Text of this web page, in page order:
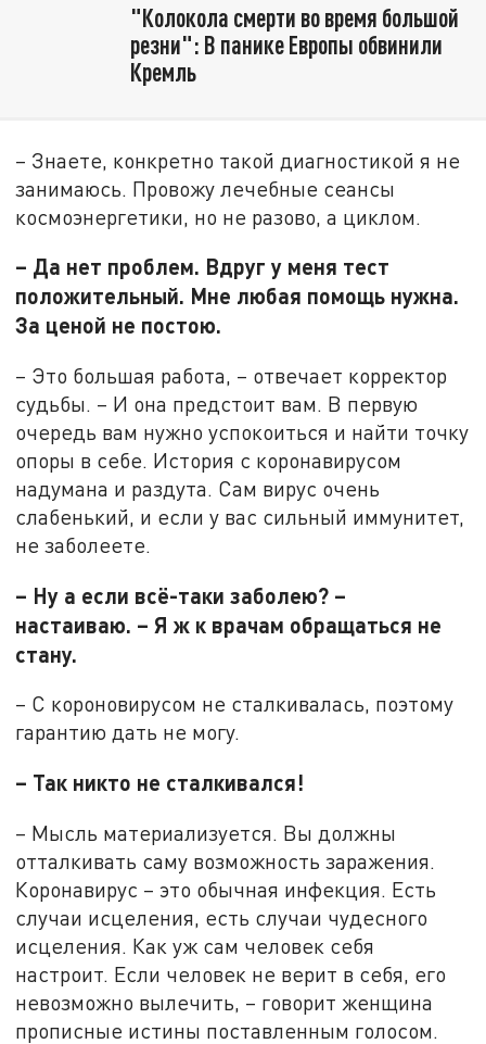
"Колокола смерти во время большой
резни": В панике Европы обвинили
Кремль
– Знаете, конкретно такой диагностикой я не
занимаюсь. Провожу лечебные сеансы
космоэнергетики, но не разово, а циклом.
– Да нет проблем. Вдруг у меня тест
положительный. Мне любая помощь нужна.
За ценой не постою.
– Это большая работа, – отвечает корректор
судьбы. – И она предстоит вам. В первую
очередь вам нужно успокоиться и найти точку
опоры в себе. История с коронавирусом
надумана и раздута. Сам вирус очень
слабенький, и если у вас сильный иммунитет,
не заболеете.
– Ну а если всё-таки заболею? –
настаиваю. – Я ж к врачам обращаться не
стану.
– С короновирусом не сталкивалась, поэтому
гарантию дать не могу.
– Так никто не сталкивался!
– Мысль материализуется. Вы должны
отталкивать саму возможность заражения.
Коронавирус – это обычная инфекция. Есть
случаи исцеления, есть случаи чудесного
исцеления. Как уж сам человек себя
настроит. Если человек не верит в себя, его
невозможно вылечить, – говорит женщина
прописные истины поставленным голосом.